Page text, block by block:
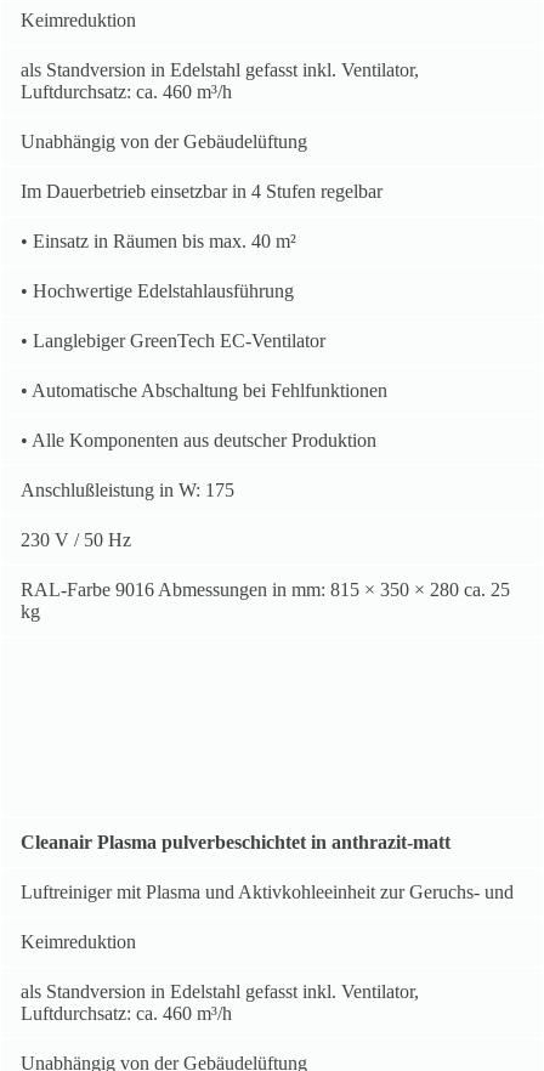
Keimreduktion
als Standversion in Edelstahl gefasst inkl. Ventilator,
Luftdurchsatz: ca. 460 m³/h
Unabhängig von der Gebäudelüftung
Im Dauerbetrieb einsetzbar in 4 Stufen regelbar
• Einsatz in Räumen bis max. 40 m²
• Hochwertige Edelstahlausführung
• Langlebiger GreenTech EC-Ventilator
• Automatische Abschaltung bei Fehlfunktionen
• Alle Komponenten aus deutscher Produktion
Anschlußleistung in W: 175
230 V / 50 Hz
RAL-Farbe 9016 Abmessungen in mm: 815 × 350 × 280 ca. 25
kg
Cleanair Plasma pulverbeschichtet in anthrazit-matt
Luftreiniger mit Plasma und Aktivkohleeinheit zur Geruchs- und
Keimreduktion
als Standversion in Edelstahl gefasst inkl. Ventilator,
Luftdurchsatz: ca. 460 m³/h
Unabhängig von der Gebäudelüftung